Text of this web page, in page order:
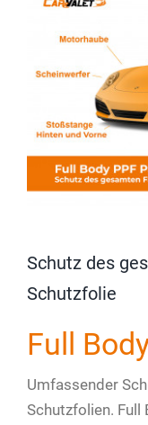
Schutz des
Schutzfolie
Full
Umfassender
Schutzfolien. Full